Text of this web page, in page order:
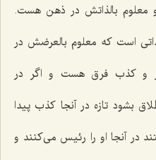
بالذاتش در ذهن هست.
است که معلوم بالعرضش در
و کذب فرق هست و اگر در
بشود تازه در آنجا کذب پیدا
در آنجا او را رئیس می‌کنند و